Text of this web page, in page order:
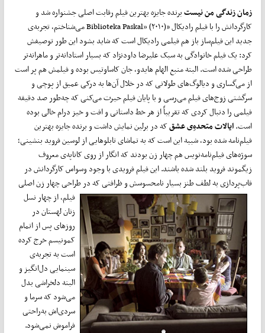
زمان زندگی من نیستبرنده جایزه بهترین فیلم رقابت اصلی جشنواره شد و
کارگردانش را با فیلم رادیکال «Biblioteka Paskal» (۲۰۱۰) می‌شناختم، تجربه‌ی
جدید این فیلم‌ساز باز هم فیلمی رادیکال است که شاید بشود این طور توصیفش
کرد: یک فیلم خانوادگی به سبک علیرضا داودنژاد که بسیار استادانه‌تر و ماهرانه‌تر
طراحی شده است. البته منبع الهام هایدو، جان کاساوتیس بوده و فیلمش هم پر است
از می‌گساری و دیالوگ‌های طولانی که در خلال آن‌ها به درکی عمیق از پوچی و
سرگشتی زوج‌های فیلم می‌رسی و با پایان فیلم حیرت می‌کنی که چه‌طور صد دقیقه
فیلمی را دنبال کردی که تقریباً از هر خط داستانی و افت و خیز درام خالی بوده
است.ایالات متحده‌ِی عشقکه در برلین نمایش داشت و برنده جایزه بهترین
فیلم‌نامه شده بود، شبیه این است که به تماشای تابلوهایی از لوسین فروید بنشینی؛
سوژه‌های فیلم‌نامه‌نویس هم چهار زن بودند که انگار از روی کاناپه‌ی معروف
زیگموند فروید بلند شده باشند. این فیلم فرویدی با وجود وسواس کارگردانش در
قاب‌پردازی به لطف طنز بسیار نامحسوسش و ظرافتی که در طراحی چهار زن اصلی
فیلم، از چهار نسل
زنان لهستان در
روزهای پس از اتمام
کمونیسم خرج کرده
است به تجربه‌ی
سینمایی دل‌انگیز و
البته دلخراشی بدل
می‌شود که سرما و
سردی‌اش به‌راحتی
فراموش نمی‌شود.